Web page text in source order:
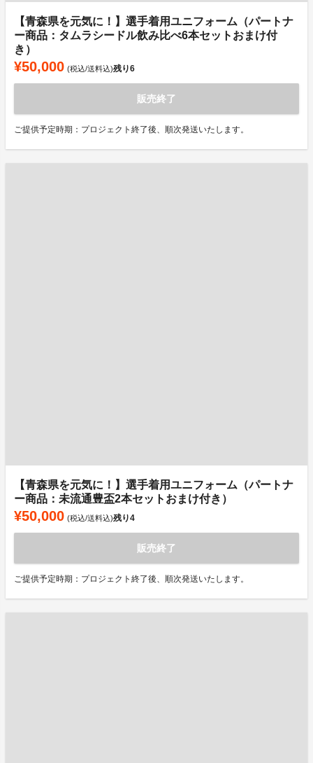
【青森県を元気に！】選手着用ユニフォーム（パートナ
ー商品：タムラシードル飲み比べ6本セットおまけ付
き）
¥50,000 (税込/送料込)残り6
販売終了
ご提供予定時期：プロジェクト終了後、順次発送いたします。
【青森県を元気に！】選手着用ユニフォーム（パートナ
ー商品：未流通豊盃2本セットおまけ付き）
¥50,000 (税込/送料込)残り4
販売終了
ご提供予定時期：プロジェクト終了後、順次発送いたします。